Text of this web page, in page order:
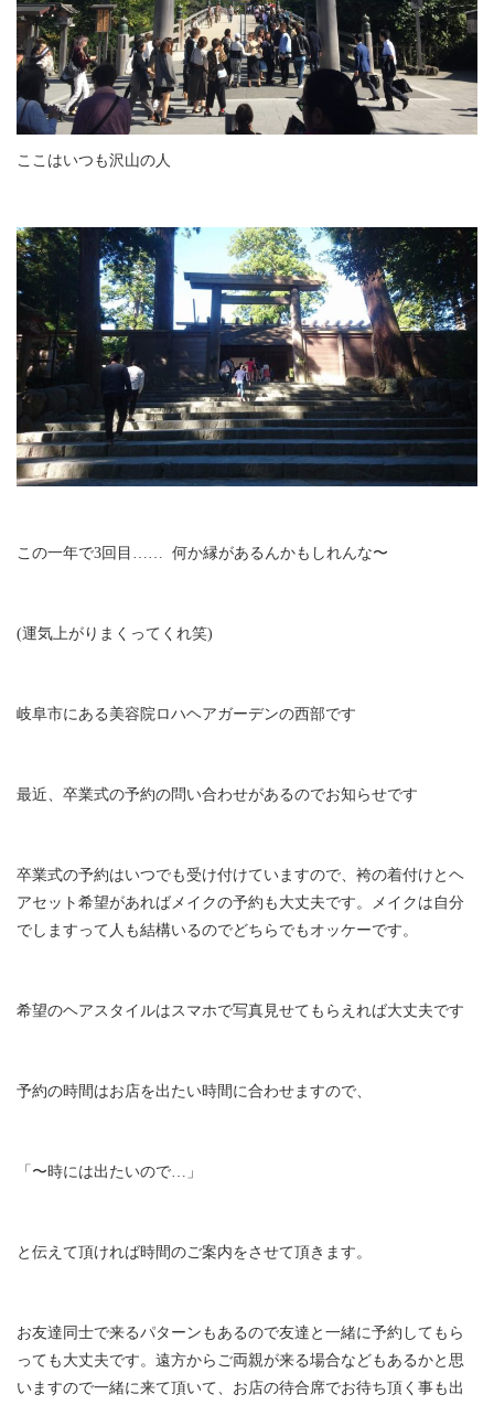
ここはいつも沢山の人
この一年で3回目…… 何か縁があるんかもしれんな〜
(運気上がりまくってくれ笑)
岐阜市にある美容院ロハヘアガーデンの西部です
最近、卒業式の予約の問い合わせがあるのでお知らせです
卒業式の予約はいつでも受け付けていますので、袴の着付けとヘ
アセット希望があればメイクの予約も大丈夫です。メイクは自分
でしますって人も結構いるのでどちらでもオッケーです。
希望のヘアスタイルはスマホで写真見せてもらえれば大丈夫です
予約の時間はお店を出たい時間に合わせますので、
「〜時には出たいので…」
と伝えて頂ければ時間のご案内をさせて頂きます。
お友達同士で来るパターンもあるので友達と一緒に予約してもら
っても大丈夫です。遠方からご両親が来る場合などもあるかと思
いますので一緒に来て頂いて、お店の待合席でお待ち頂く事も出